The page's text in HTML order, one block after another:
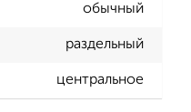
обычный
раздельный
центральное